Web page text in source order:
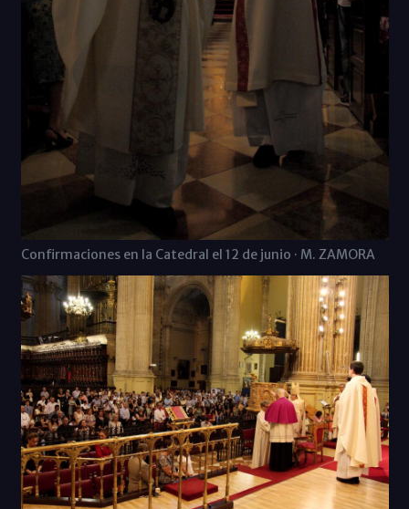
Confirmaciones en la Catedral el 12 de junio · M. ZAMORA